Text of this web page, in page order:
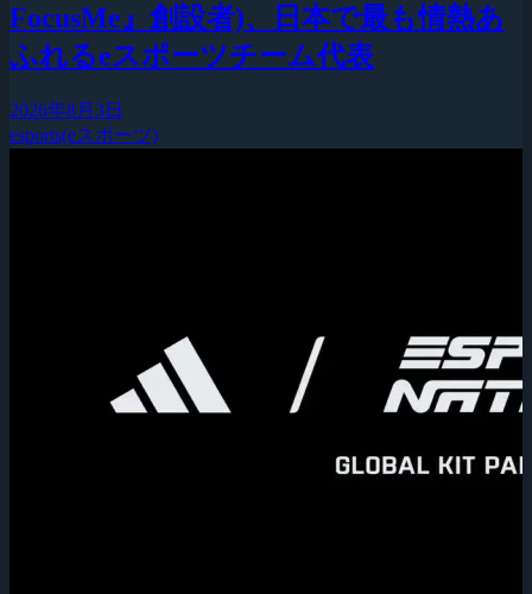
FocusMe』創設者)、日本で最も情熱あ
ふれるeスポーツチーム代表
2026年8月3日
esports(eスポーツ)